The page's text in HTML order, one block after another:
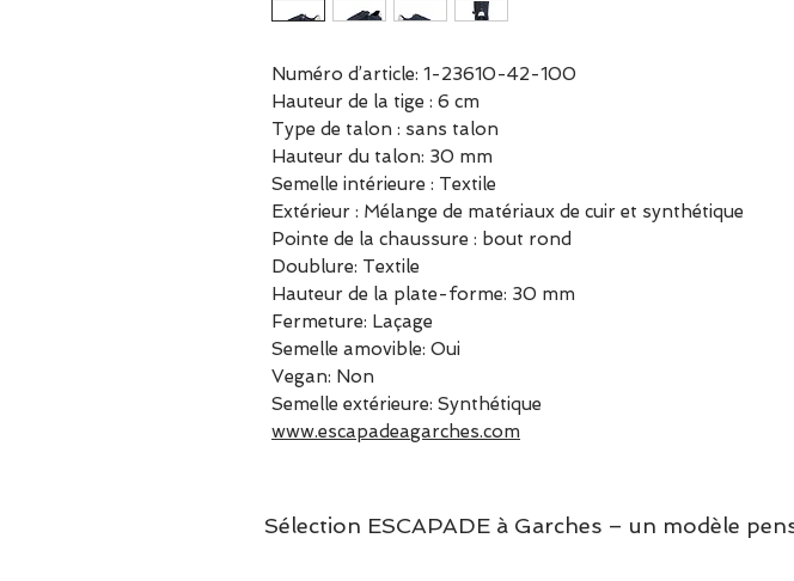
Numéro d’article: 1-23610-42-100
Hauteur de la tige : 6 cm
Type de talon : sans talon
Hauteur du talon: 30 mm
Semelle intérieure : Textile
Extérieur : Mélange de matériaux de cuir et synthétique
Pointe de la chaussure : bout rond
Doublure: Textile
Hauteur de la plate-forme: 30 mm
Fermeture: Laçage
Semelle amovible: Oui
Vegan: Non
Semelle extérieure: Synthétique
www.escapadeagarches.com
Sélection ESCAPADE à Garches – un modèle